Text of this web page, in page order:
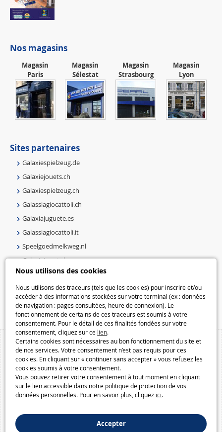
Nous utilisons des cookies
Nous utilisons des traceurs (tels que les cookies) pour inscrire et/ou
accéder à des informations stockées sur votre terminal (ex : données
de navigation : pages consultées, heure de connexion). Le
fonctionnement de certains de ces traceurs est soumis à votre
consentement. Pour le détail de ces finalités fondées sur votre
consentement, cliquez sur ce lien.
Certains cookies sont nécessaires au bon fonctionnement du site et
de nos services. Votre consentement n’est pas requis pour ces
cookies. En cliquant sur « continuer sans accepter » vous refusez les
cookies soumis à votre consentement.
Vous pouvez retirer votre consentement à tout moment en cliquant
sur le lien accessible dans notre politique de protection de vos
données personnelles. Pour en savoir plus, cliquez ici.
Accepter
Nos magasins
Magasin
Paris
Magasin
Sélestat
Magasin
Strasbourg
Magasin
Lyon
Sites partenaires
Galaxiespielzeug.de
Galaxiejouets.ch
Galaxiespielzeug.ch
Galassiagiocattoli.ch
Galaxiajuguete.es
Galassiagiocattoli.it
Speelgoedmelkweg.nl
Galaxiejouets.be
Galaxiespielzeug.be
Speelgoedmelkweg.be
Macway.com